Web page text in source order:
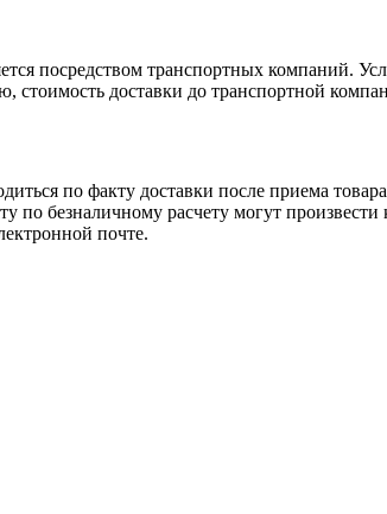
посредством транспортных компаний.
стоимость доставки до транспортной
по факту доставки после приема товара
по безналичному расчету могут
почте.